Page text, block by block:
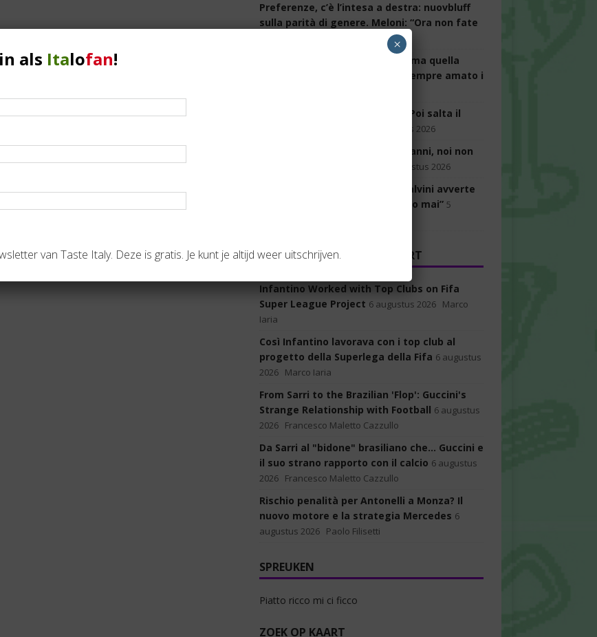
Preferenze, c’è l’intesa a destra: nuovbluff
sulla parità di genere. Meloni: “Ora non fate
Guccini: “Meloni ha due facce, ma quella
vera è violenta. La destra ha sempre amato i
Il riarmo agita il campo largo. Poi salta il
5 augustus 2026
Bonelli: “La contesa a due fa danni, noi non
5 augustus 2026
Il pasticcio della risoluzione. Salvini avverte
gli alleati:“Così non la voteremo mai” 5
LA GAZZETTA DELLO SPORT
Infantino Worked with Top Clubs on Fifa
Super League Project 6 augustus 2026 Marco
Iaria
Così Infantino lavorava con i top club al
progetto della Superlega della Fifa 6 augustus
2026 Marco Iaria
From Sarri to the Brazilian 'Flop': Guccini's
Strange Relationship with Football 6 augustus
2026 Francesco Maletto Cazzullo
Da Sarri al "bidone" brasiliano che... Guccini e
il suo strano rapporto con il calcio 6 augustus
2026 Francesco Maletto Cazzullo
Rischio penalità per Antonelli a Monza? Il
nuovo motore e la strategia Mercedes 6
augustus 2026 Paolo Filisetti
SPREUKEN
Piatto ricco mi ci ficco
ZOEK OP KAART
in als Italofan!
van Taste Italy. Deze is gratis. Je kunt je altijd weer uitschrijven.
×